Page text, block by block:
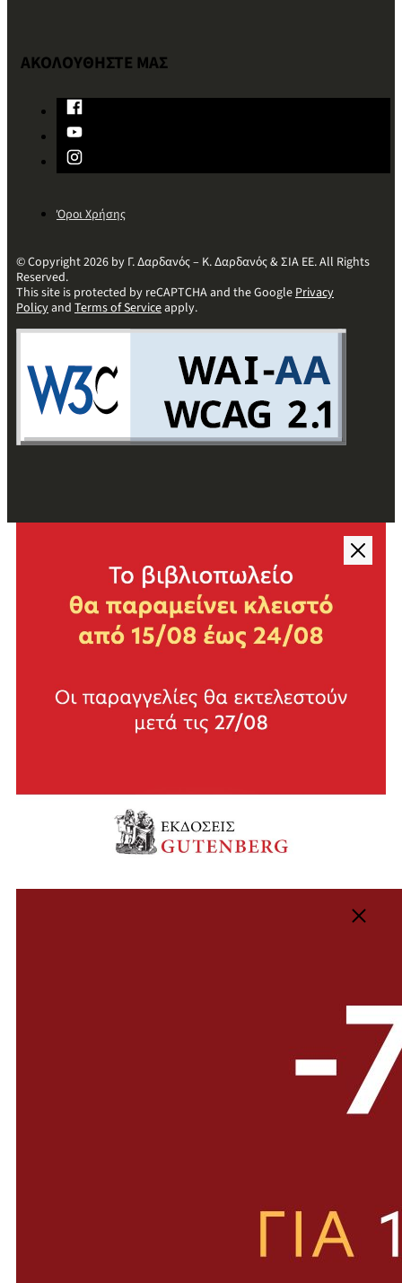
ΑΚΟΛΟΥΘΗΣΤΕ ΜΑΣ
Όροι Χρήσης
© Copyright 2026 by Γ. Δαρδανός – Κ. Δαρδανός & ΣΙΑ ΕΕ. All Rights
Reserved.
This site is protected by reCAPTCHA and the GooglePrivacy
Policyand Terms of Serviceapply.